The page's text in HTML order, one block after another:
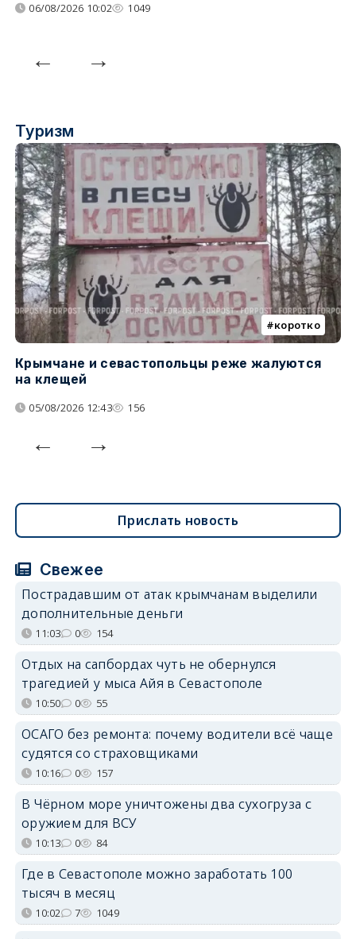
06/08/2026 10:02 1049
Туризм
коротко
Крымчане и севастопольцы реже жалуются
на клещей
05/08/2026 12:43 156
Прислать новость
Свежее
Пострадавшим от атак крымчанам выделили
дополнительные деньги
11:03 0 154
Отдых на сапбордах чуть не обернулся
трагедией у мыса Айя в Севастополе
10:50 0 55
ОСАГО без ремонта: почему водители всё чаще
судятся со страховщиками
10:16 0 157
В Чёрном море уничтожены два сухогруза с
оружием для ВСУ
10:13 0 84
Где в Севастополе можно заработать 100
тысяч в месяц
10:02 7 1049